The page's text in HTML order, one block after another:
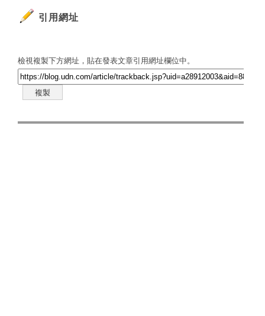
引用網址
檢視複製下方網址，貼在發表文章引用網址欄位中。
複製